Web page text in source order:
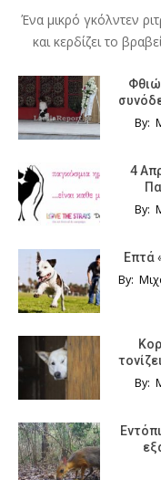
Ένα μικρό γκόλντεν
και κερδίζει το
By:
4
By:
Επτά
By:
By: